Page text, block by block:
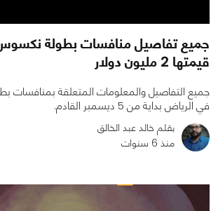
جميع تفاصيل منافسات بطولة نكسوس
قيمتها 2 مليون دولار
جميع التفاصيل والمعلومات المتعلقة بمنافسات
في الرياض بداية من 5 ديسمبر القادم.
بقلم خالد عبد الخالق
منذ 6 سنوات